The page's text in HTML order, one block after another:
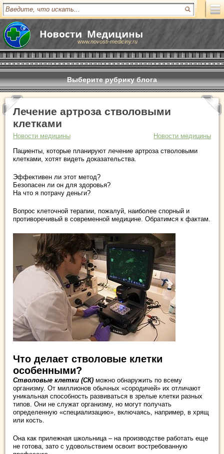
www.novosti-mediciny.ru
Выберите рубрику блога
Лечение артроза стволовыми
клетками
Новости медицины
Новости медицины
Пациенты, которые планируют лечение артроза стволовыми
клетками, хотят видеть доказательства.
Эффективен ли этот метод?
Безопасен ли он для здоровья?
На что я потрачу деньги?
Вопрос клеточной терапии, пожалуй, наиболее спорный и
противоречивый в современной медицине. Обратимся к фактам.
Что делает стволовые клетки
особенными?
Стволовые клетки (СК) можно обнаружить по всему
организму. От миллионов обычных «сородичей» их отличают
уникальная способность развиваться в зрелые клетки разных
типов. Они не служат организму, но могут получать
определенную «специализацию», включаясь, например, в хрящ
или кость.
Она как прилежная школьница – на производстве работать еще
не готова, зато с удовольствием освоит востребованную